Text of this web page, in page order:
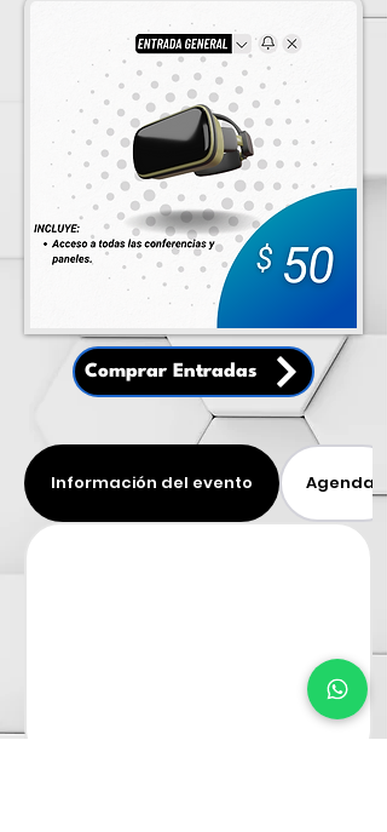
Comprar Entradas
Información del evento Agenda